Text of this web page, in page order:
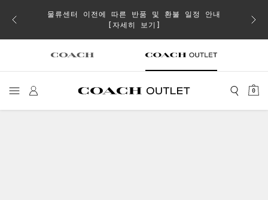
취소
물류센터 이전에 따른 반품 및 환불 일정 안내
[자세히 보기]
0